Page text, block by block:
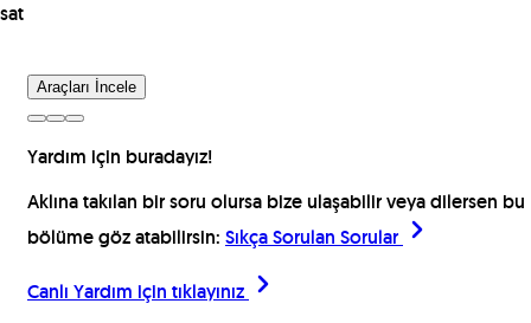
Araçları İncele
Yardım için buradayız!
Aklına takılan bir soru olursa bize ulaşabilir veya dilersen bu
bölüme göz atabilirsin: Sıkça Sorulan Sorular
Canlı Yardım için tıklayınız